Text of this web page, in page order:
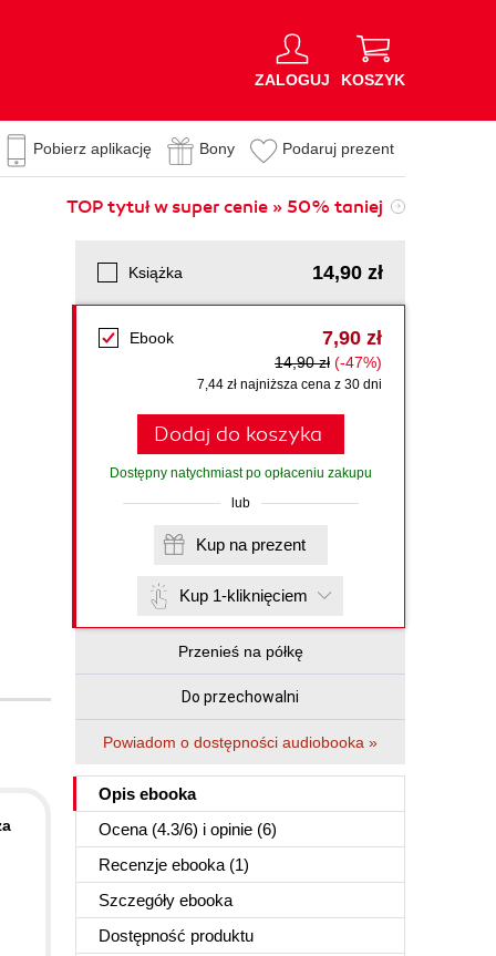
ZALOGUJ KOSZYK
Pobierz aplikację Bony Podaruj prezent
TOP tytuł w super cenie » 50% taniej
Książka 14,90 zł
Ebook 7,90 zł
14,90 zł (-47%)
7,44 zł najniższa cena z 30 dni
Dodaj do koszyka
Dostępny natychmiast po opłaceniu zakupu
lub
Kup na prezent
Kup 1-kliknięciem
Przenieś na półkę
Do przechowalni
Powiadom o dostępności audiobooka »
Opis ebooka
Ocena (4.3/6) i opinie (6)
Recenzje ebooka (1)
Szczegóły ebooka
Dostępność produktu